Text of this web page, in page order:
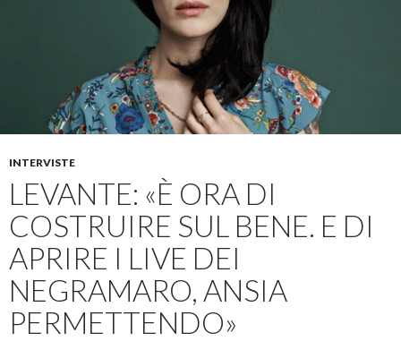
INTERVISTE
LEVANTE: «È ORA DI
COSTRUIRE SUL BENE. E DI
APRIRE I LIVE DEI
NEGRAMARO, ANSIA
PERMETTENDO»